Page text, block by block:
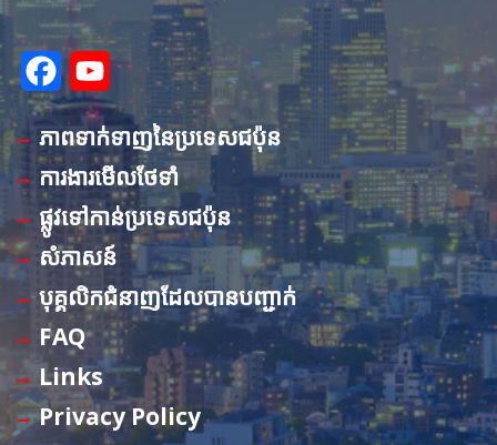
F
a
c
e
b
o
o
k
Y
o
u
T
u
b
e
C
h
a
ភាពទាក់ទាញនៃប្រទេសជប៉ុន
ការងារមើលថែទាំ
ផ្លូវទៅកាន់ប្រទេសជប៉ុន
សំភាសន៍
បុគ្គលិកជំនាញដែលបានបញ្ជាក់
FAQ
Links
Privacy Policy